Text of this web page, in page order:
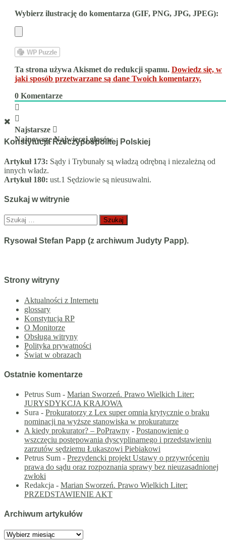
Wybierz ilustrację do komentarza (GIF, PNG, JPG, JPEG):
Ta strona używa Akismet do redukcji spamu. Dowiedz się, w
jaki sposób przetwarzane są dane Twoich komentarzy.
0 Komentarze
Najstarsze
Najnowsze Najwięcej głosów
Konstytucja Rzeczypospolitej Polskiej
Artykuł 173: Sądy i Trybunały są władzą odrębną i niezależną od
innych władz.
Artykuł 180: ust.1 Sędziowie są nieusuwalni.
Szukaj w witrynie
Szukaj:
Rysował Stefan Papp (z archiwum Judyty Papp).
Strony witryny
Aktualności z Internetu
glossary
Konstytucja RP
O Monitorze
Obsługa witryny
Polityka prywatności
Świat w obrazach
Ostatnie komentarze
Petrus Sum - Marian Sworzeń. Prawo Wielkich Liter:
JURYSDYKCJA KRAJOWA
Sura - Prokuratorzy z Lex super omnia krytycznie o braku
nominacji na wyższe stanowiska w prokuraturze
A kiedy prokurator? – PoPrawny - Postanowienie o
wszczęciu postępowania dyscyplinarnego i przedstawieniu
zarzutów sędziemu Łukaszowi Piebiakowi
Petrus Sum - Prezydencki projekt Ustawy o przywróceniu
prawa do sądu oraz rozpoznania sprawy bez nieuzasadnionej
zwłoki
Redakcja - Marian Sworzeń. Prawo Wielkich Liter:
PRZEDSTAWIENIE AKT
Archiwum artykułów
Archiwum